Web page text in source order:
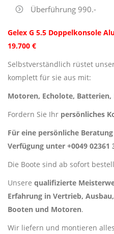
Überführung 990.-
Gelex G 5.5 Doppelkonsole
19.700 €
Selbstverständlich rüstet
komplett für sie aus mit:
Motoren, Echolote,
Fordern Sie Ihr persönliches
Für eine persönliche
Verfügung unter +0049 02361
Die Boote sind ab sofort
Unsere qualifizierte
Erfahrung in Vertrieb,
Booten und Motoren.
Wir liefern und montieren